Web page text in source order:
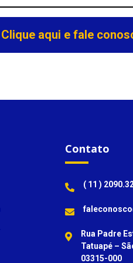
Clique aqui e fale
Contato
( 11 )
Rua Padre
Tatuapé –
03315-000